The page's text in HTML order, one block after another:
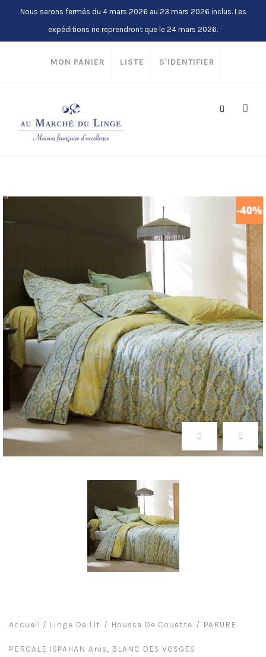
Nous serons fermés du 4 mars 2026 au 23 mars 2026 inclus. Les
expéditions ne reprendront que le 24 mars 2026.
MON PANIER LISTE S'IDENTIFIER
Accueil / Linge De Lit Housse De Couette PARURE
PERCALE ISPAHAN Anis, BLANC DES VOSGES